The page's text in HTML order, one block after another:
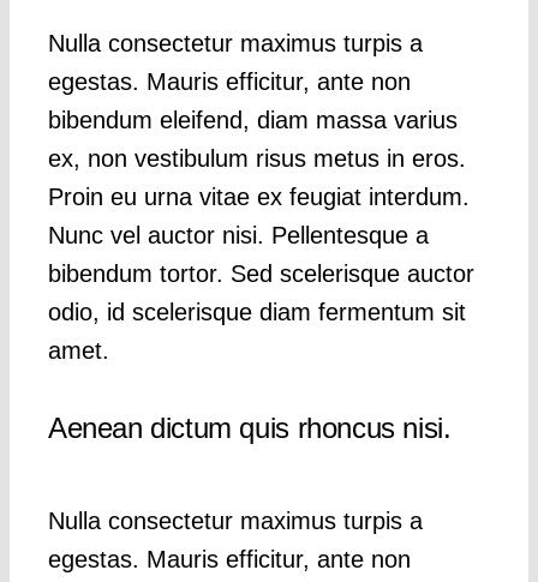
Nulla consectetur maximus turpis a
egestas. Mauris efficitur, ante non
bibendum eleifend, diam massa varius
ex, non vestibulum risus metus in eros.
Proin eu urna vitae ex feugiat interdum.
Nunc vel auctor nisi. Pellentesque a
bibendum tortor. Sed scelerisque auctor
odio, id scelerisque diam fermentum sit
amet.
Aenean dictum quis rhoncus nisi.
Nulla consectetur maximus turpis a
egestas. Mauris efficitur, ante non